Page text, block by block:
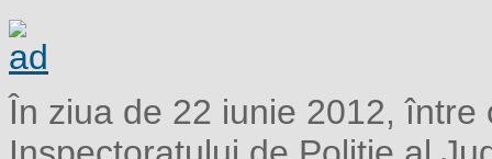
În ziua de 22 iunie 2012,